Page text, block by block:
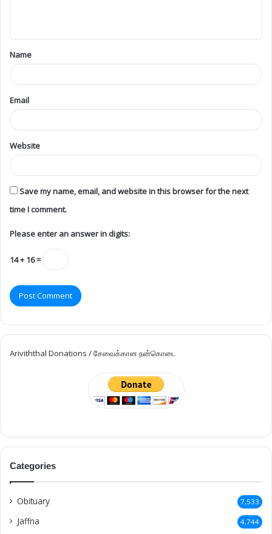
Name
Email
Website
Save my name, email, and website in this browser for the next
time I comment.
Please enter an answer in digits:
14 + 16 =
Ariviththal Donations / சேவைக்கான நன்கொடை
Categories
Obituary 7,533
Jaffna 4,744